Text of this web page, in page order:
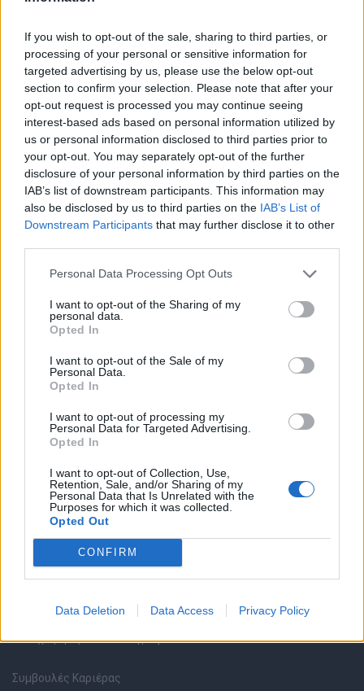
If you wish to opt-out of the sale, sharing to third parties, or
processing of your personal or sensitive information for
targeted advertising by us, please use the below opt-out
section to confirm your selection. Please note that after your
opt-out request is processed you may continue seeing
interest-based ads based on personal information utilized by
us or personal information disclosed to third parties prior to
your opt-out. You may separately opt-out of the further
disclosure of your personal information by third parties on the
IAB’s list of downstream participants. This information may
also be disclosed by us to third parties on the IAB’s List of
Downstream Participants that may further disclose it to other
Personal Data Processing Opt Outs
I want to opt-out of the Sharing of my
personal data.
Opted In
I want to opt-out of the Sale of my
Personal Data.
Opted In
I want to opt-out of processing my
Personal Data for Targeted Advertising.
Opted In
I want to opt-out of Collection, Use,
Retention, Sale, and/or Sharing of my
Personal Data that Is Unrelated with the
Purposes for which it was collected.
Opted Out
CONFIRM
Data Deletion Data Access Privacy Policy
Προϋπηρεσία τουλάχιστον τρία έτη σε αντίστοιχη θέση
Θα εκτιμηθεί εμπειρία σε:
Σχεδιασμό/μελέτη καλουπιών
Προγραμματισμό εργαλειομηχανών cnc
Θέσεις εργασίας
Όλες οι Θέσεις Εργασίας
Θέσεις Εργασίας ανά Ειδικότητα
Θέσεις Εργασίας ανά Εταιρεία
Κέντρο Βοήθειας
Καταχώρηση Online Βιογραφικού
Συμβουλές Καριέρας